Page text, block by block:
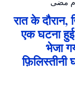
रात के दौरान,
एक घटना
भेजा
फ़िलिस्तीनी